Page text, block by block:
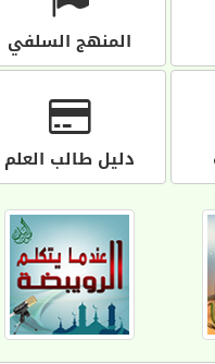
المنهج السلفي
دليل طالب العلم